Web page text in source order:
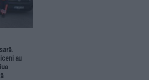
au